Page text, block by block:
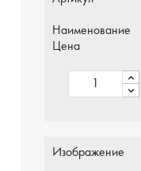
Наименование
Цена
Изображение